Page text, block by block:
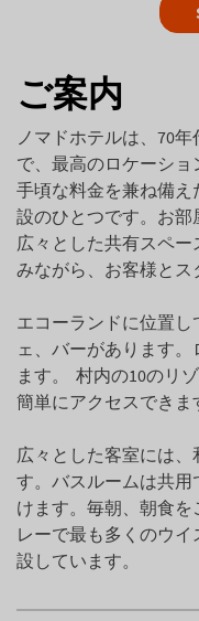
ご案内
ノマドホテルは、70
で、最高のロケーシ
手頃な料金を兼ね備
設のひとつです。お部
広々とした共有スペ
みながら、お客様とス
エコーランドに位置
ェ、バーがあります
ます。 村内の10のリ
簡単にアクセスできま
広々とした客室には、
す。バスルームは共
けます。毎朝、朝食
レーで最も多くのウ
設しています。